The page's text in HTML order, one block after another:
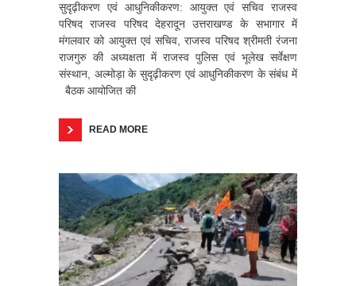
सुदृढ़ीकरण एवं आधुनिकीकरण: आयुक्त एवं सचिव राजस्व
परिषद राजस्व परिषद देहरादून उत्तराखण्ड के सभागार में
मंगलवार को आयुक्त एवं सचिव, राजस्व परिषद श्रीमती रंजना
राजगुरु की अध्यक्षता में राजस्व पुलिस एवं भूलेख सर्वेक्षण
संस्थान, अल्मोड़ा के सुदृढ़ीकरण एवं आधुनिकीकरण के संबंध में
बैठक आयोजित की
READ MORE